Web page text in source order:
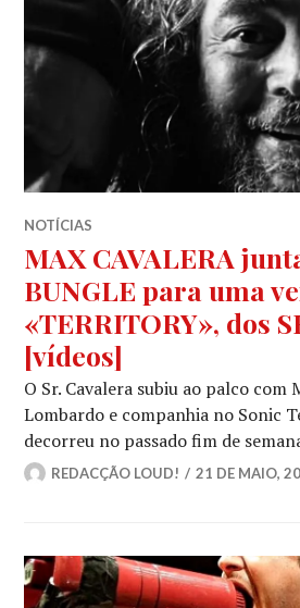
NOTÍCIAS
MAX CAVALERA
BUNGLE para uma
«TERRITORY», dos
[vídeos]
O Sr. Cavalera subiu ao palco com
Lombardo e companhia no Sonic
decorreu no passado fim de
REDACÇÃO LOUD! 21 DE MAIO,